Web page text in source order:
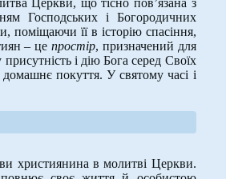
Церкви, що тісно пов’язана з
Господських і Богородичних
поміщаючи її в історію спасіння,
– це простір, призначений для
і дію Бога серед Своїх
покуття. У святому часі і
християнина в молитві Церкви.